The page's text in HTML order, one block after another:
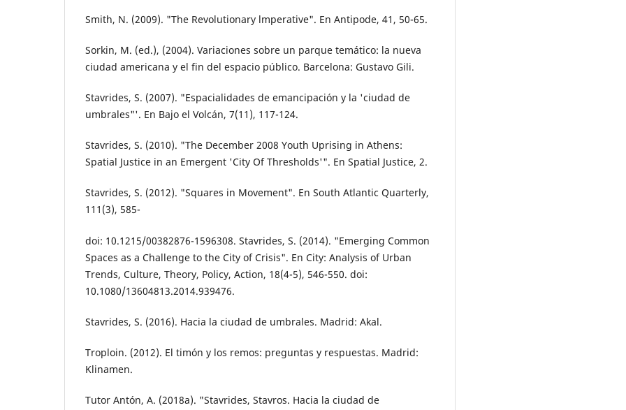
Smith, N. (2009). "The Revolutionary lmpera­tive". En Antipode, 41, 50-65.
Sorkin, M. (ed.), (2004). Variaciones sobre un parque temático: la nueva
ciudad ameri­cana y el fin del espacio público. Barcelo­na: Gustavo Gili.
Stavrides, S. (2007). "Espacialidades de eman­cipación y la 'ciudad de
umbrales"'. En Bajo el Volcán, 7(11), 117-124.
Stavrides, S. (2010). "The December 2008 Youth Uprising in Athens:
Spatial Justice in an Emergent 'City Of Thresholds'". En Spa­tial Justice, 2.
Stavrides, S. (2012). "Squares in Movement". En South Atlantic Quarterly,
111(3), 585-
doi: 10.1215/00382876-1596308. Stavrides, S. (2014). "Emerging Common
Spac­es as a Challenge to the City of Crisis". En City: Analysis of Urban
Trends, Culture, Theory, Policy, Action, 18(4-5), 546-550. doi:
10.1080/13604813.2014.939476.
Stavrides, S. (2016). Hacia la ciudad de umbra­les. Madrid: Akal.
Troploin. (2012). El timón y los remos: pregun­tas y respuestas. Madrid:
Klinamen.
Tutor Antón, A. (2018a). "Stavrides, Stavros. Hacia la ciudad de